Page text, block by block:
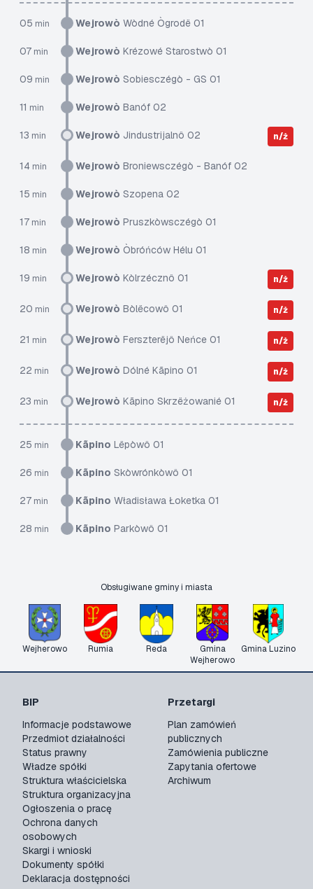
05 min Wejrowò Wòdné Ògrodë 01
07 min Wejrowò Krézowé Starostwò 01
09 min Wejrowò Sobiesczégò - GS 01
11 min Wejrowò Banóf 02
13 min Wejrowò Jindustrijalnô 02 n/ż
14 min Wejrowò Broniewsczégò - Banóf 02
15 min Wejrowò Szopena 02
17 min Wejrowò Pruszkòwsczégò 01
18 min Wejrowò Òbróńców Hélu 01
19 min Wejrowò Kòlrzécznô 01 n/ż
20 min Wejrowò Bòlëcowô 01 n/ż
21 min Wejrowò Ferszterëjô Neńce 01 n/ż
22 min Wejrowò Dólné Kãpino 01 n/ż
23 min Wejrowò Kãpino Skrzëżowanié 01 n/ż
25 min Kãpino Lëpòwô 01
26 min Kãpino Skòwrónkòwô 01
27 min Kãpino Władisława Łoketka 01
28 min Kãpino Parkòwô 01
Obsługiwane gminy i miasta
Wejherowo Rumia Reda
Gmina
Wejherowo
Gmina Luzino
BIP
Informacje podstawowe
Przedmiot działalności
Status prawny
Władze spółki
Struktura właścicielska
Struktura organizacyjna
Ogłoszenia o pracę
Ochrona danych
osobowych
Skargi i wnioski
Dokumenty spółki
Deklaracja dostępności
Przetargi
Plan zamówień
publicznych
Zamówienia publiczne
Zapytania ofertowe
Archiwum